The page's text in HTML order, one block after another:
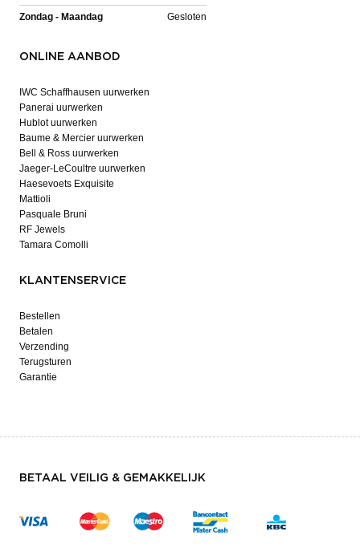
Zondag - Maandag Gesloten
ONLINE AANBOD
IWC Schaffhausen uurwerken
Panerai uurwerken
Hublot uurwerken
Baume & Mercier uurwerken
Bell & Ross uurwerken
Jaeger-LeCoultre uurwerken
Haesevoets Exquisite
Mattioli
Pasquale Bruni
RF Jewels
Tamara Comolli
KLANTENSERVICE
Bestellen
Betalen
Verzending
Terugsturen
Garantie
BETAAL VEILIG & GEMAKKELIJK